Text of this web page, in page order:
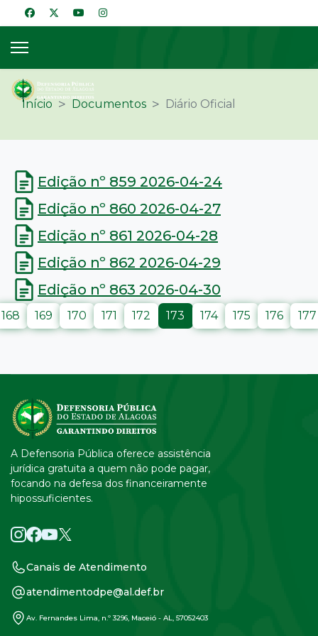
Início Documentos Diário Oficial
Edição nº 859 2026-04-24
Edição nº 860 2026-04-27
Edição nº 861 2026-04-28
Edição nº 862 2026-04-29
Edição nº 863 2026-04-30
168 169 170 171 172 173 174 175 176 177
A Defensoria Pública oferece assistência
jurídica gratuita a quem não pode pagar,
focando na defesa dos financeiramente
hipossuficientes.
Canais de Atendimento
atendimentodpe@al.def.br
Av. Fernandes Lima, n.º 3296, Maceió - AL, 57052403